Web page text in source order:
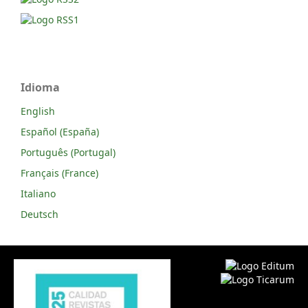
Idioma
English
Español (España)
Português (Portugal)
Français (France)
Italiano
Deutsch